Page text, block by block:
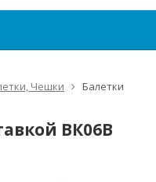
Чешки
Балетки
ВК06В